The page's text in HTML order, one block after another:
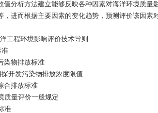
值分析方法建立能够反映各种因素对海洋环境质
，进而根据主要因素的变化趋势，预测评价该因素
工程环境影响评价技术导则
准
染物排放标准
开发污染物排放浓度限值
合排放标准
质量评价一般规定
准